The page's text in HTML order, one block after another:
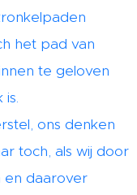
het pad van
te geloven
ons denken
toch, als wij door
en daarover